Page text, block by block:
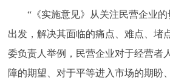
“《实施意见》从关注民营企业的
出发，解决其面临的痛点、难点、堵
委负责人举例，民营企业对于经营者
障的期望、对于平等进入市场的期盼